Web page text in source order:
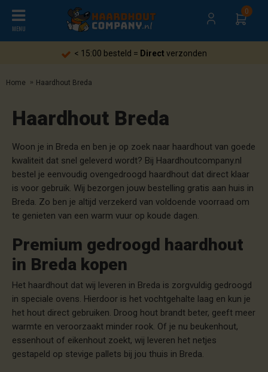
MENU
0
Gratisverzending heel Nederland
Home Haardhout Breda
Haardhout Breda
Woon je in Breda en ben je op zoek naar haardhout van goede
kwaliteit dat snel geleverd wordt? Bij Haardhoutcompany.nl
bestel je eenvoudig ovengedroogd haardhout dat direct klaar
is voor gebruik. Wij bezorgen jouw bestelling gratis aan huis in
Breda. Zo ben je altijd verzekerd van voldoende voorraad om
te genieten van een warm vuur op koude dagen.
Premium gedroogd haardhout
in Breda kopen
Het haardhout dat wij leveren in Breda is zorgvuldig gedroogd
in speciale ovens. Hierdoor is het vochtgehalte laag en kun je
het hout direct gebruiken. Droog hout brandt beter, geeft meer
warmte en veroorzaakt minder rook. Of je nu beukenhout,
essenhout of eikenhout zoekt, wij leveren het netjes
gestapeld op stevige pallets bij jou thuis in Breda.